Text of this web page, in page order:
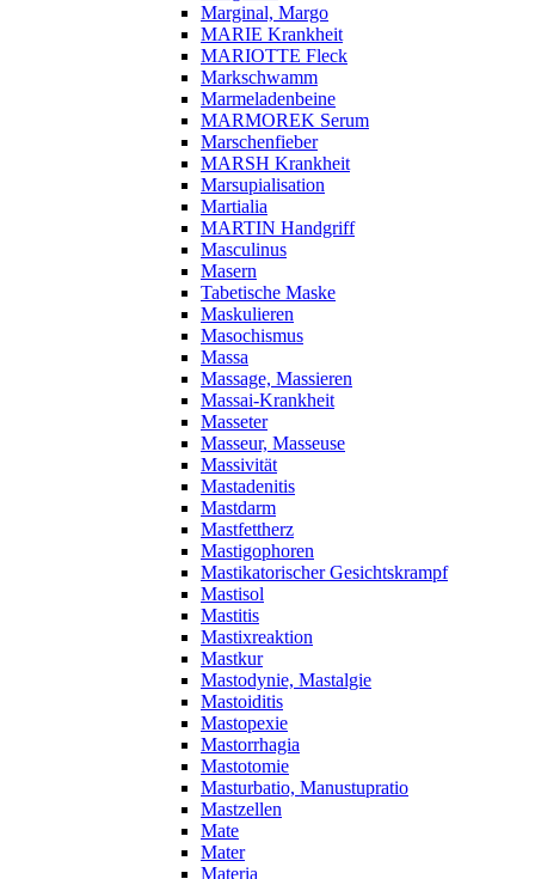
Marginal, Margo
MARIE Krankheit
MARIOTTE Fleck
Markschwamm
Marmeladenbeine
MARMOREK Serum
Marschenfieber
MARSH Krankheit
Marsupialisation
Martialia
MARTIN Handgriff
Masculinus
Masern
Tabetische Maske
Maskulieren
Masochismus
Massa
Massage, Massieren
Massai-Krankheit
Masseter
Masseur, Masseuse
Massivität
Mastadenitis
Mastdarm
Mastfettherz
Mastigophoren
Mastikatorischer Gesichtskrampf
Mastisol
Mastitis
Mastixreaktion
Mastkur
Mastodynie, Mastalgie
Mastoiditis
Mastopexie
Mastorrhagia
Mastotomie
Masturbatio, Manustupratio
Mastzellen
Mate
Mater
Materia